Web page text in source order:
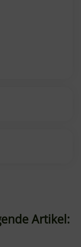
Artikel: